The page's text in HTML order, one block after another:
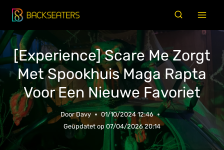
Doorgaan
naar
inhoud
[Experience] Scare Me Zorgt
Met Spookhuis Maga Rapta
Voor Een Nieuwe Favoriet
Door Davy
01/10/2024 12:46
Geüpdatet op 07/04/2026 20:14